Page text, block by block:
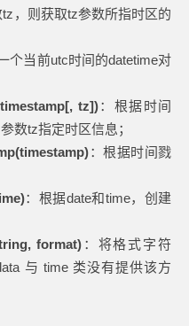
，则获取tz参数所指时区的
个当前utc时间的datetime对
tz])：根据时间
数tz指定时区信息；
：根据时间戮
：根据date和time，创建
format)：将格式字符
与 time 类没有提供该方